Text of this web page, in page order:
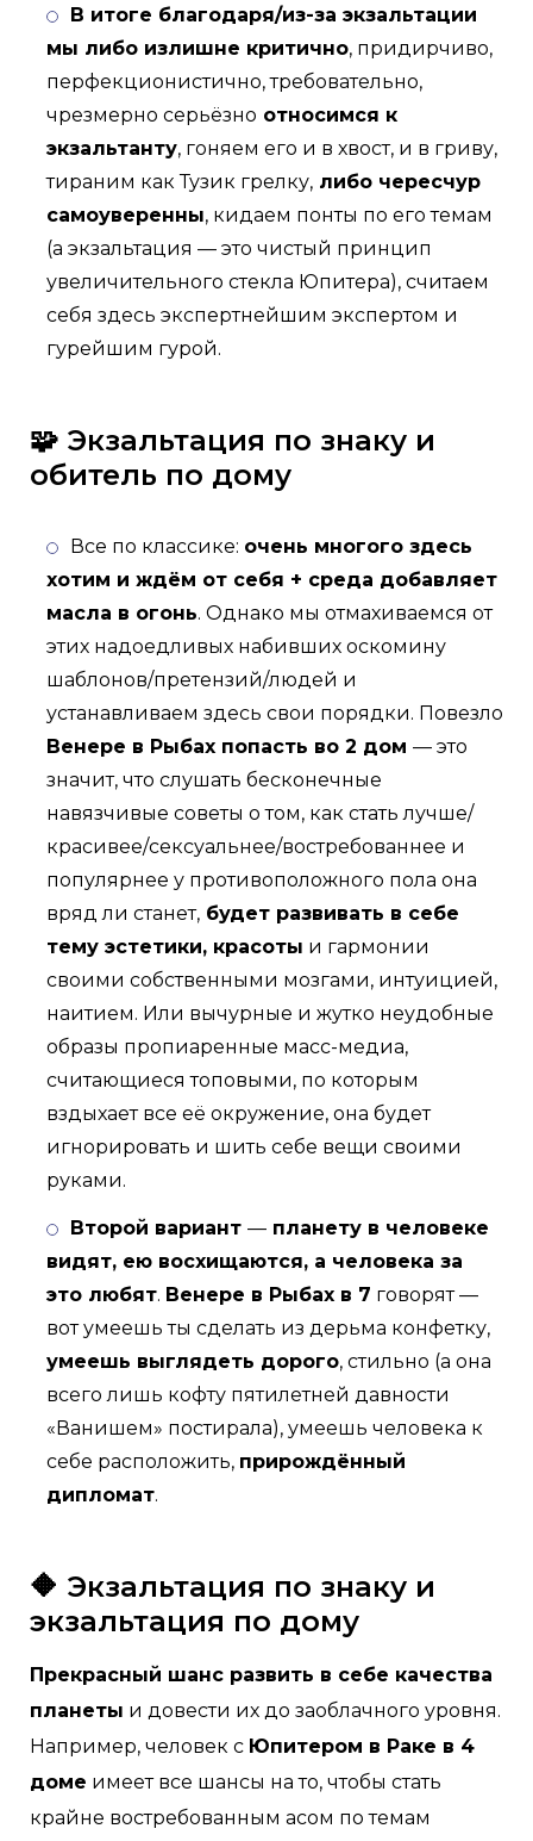
В итоге благодаря/из-за экзальтации
мы либо излишне критично, придирчиво,
перфекционистично, требовательно,
чрезмерно серьёзно относимся к
экзальтанту, гоняем его и в хвост, и в гриву,
тираним как Тузик грелку, либо чересчур
самоуверенны, кидаем понты по его темам
(а экзальтация — это чистый принцип
увеличительного стекла Юпитера), считаем
себя здесь экспертнейшим экспертом и
гурейшим гурой.
🧩 Экзальтация по знаку и
обитель по дому
Все по классике: очень многого здесь
хотим и ждём от себя + среда добавляет
масла в огонь. Однако мы отмахиваемся от
этих надоедливых набивших оскомину
шаблонов/претензий/людей и
устанавливаем здесь свои порядки. Повезло
Венере в Рыбах попасть во 2 дом — это
значит, что слушать бесконечные
навязчивые советы о том, как стать лучше/
красивее/сексуальнее/востребованнее и
популярнее у противоположного пола она
вряд ли станет, будет развивать в себе
тему эстетики, красоты и гармонии
своими собственными мозгами, интуицией,
наитием. Или вычурные и жутко неудобные
образы пропиаренные масс-медиа,
считающиеся топовыми, по которым
вздыхает все её окружение, она будет
игнорировать и шить себе вещи своими
руками.
Второй вариант — планету в человеке
видят, ею восхищаются, а человека за
это любят. Венере в Рыбах в 7 говорят —
вот умеешь ты сделать из дерьма конфетку,
умеешь выглядеть дорого, стильно (а она
всего лишь кофту пятилетней давности
«Ванишем» постирала), умеешь человека к
себе расположить, прирождённый
дипломат.
🔶 Экзальтация по знаку и
экзальтация по дому
Прекрасный шанс развить в себе качества
планеты и довести их до заоблачного уровня.
Например, человек с Юпитером в Раке в 4
доме имеет все шансы на то, чтобы стать
крайне востребованным асом по темам